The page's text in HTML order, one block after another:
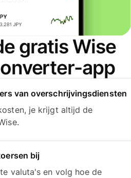
gratis Wise
app
van overschrijvingsdiensten
je krijgt altijd de
bij
valuta's en volg hoe de